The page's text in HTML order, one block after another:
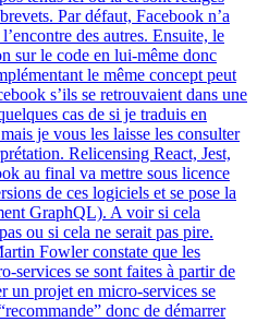
Par défaut, Facebook n’a
des autres. Ensuite, le
sur le code en lui-même donc
le même concept peut
s’ils se retrouvaient dans une
cas de si je traduis en
je vous les laisse les consulter
Relicensing React, Jest,
au final va mettre sous licence
de ces logiciels et se pose la
GraphQL). A voir si cela
ou si cela ne serait pas pire.
Fowler constate que les
services se sont faites à partir de
un projet en micro-services se
donc de démarrer